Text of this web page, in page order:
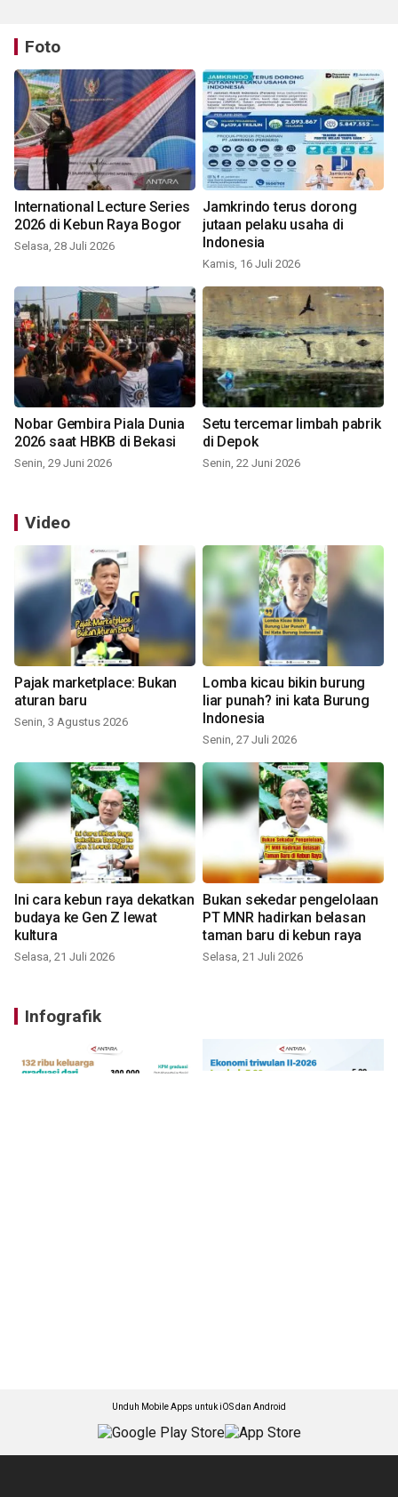
Foto
International Lecture Series
2026 di Kebun Raya Bogor
Selasa, 28 Juli 2026
Jamkrindo terus dorong
jutaan pelaku usaha di
Indonesia
Kamis, 16 Juli 2026
Nobar Gembira Piala Dunia
2026 saat HBKB di Bekasi
Senin, 29 Juni 2026
Setu tercemar limbah pabrik
di Depok
Senin, 22 Juni 2026
Video
Pajak marketplace: Bukan
aturan baru
Senin, 3 Agustus 2026
Lomba kicau bikin burung
liar punah? ini kata Burung
Indonesia
Senin, 27 Juli 2026
Ini cara kebun raya dekatkan
budaya ke Gen Z lewat
kultura
Selasa, 21 Juli 2026
Bukan sekedar pengelolaan
PT MNR hadirkan belasan
taman baru di kebun raya
Selasa, 21 Juli 2026
Infografik
Unduh Mobile Apps untuk iOS dan Android